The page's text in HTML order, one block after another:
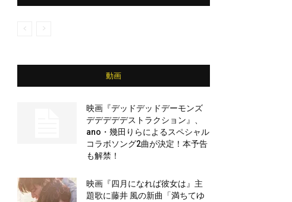
動画
映画『デッドデッドデーモンズ
デデデデデストラクション』、
ano・幾田りらによるスペシャル
コラボソング2曲が決定！本予告
も解禁！
映画『四月になれば彼女は』主
題歌に藤井 風の新曲「満ちてゆ